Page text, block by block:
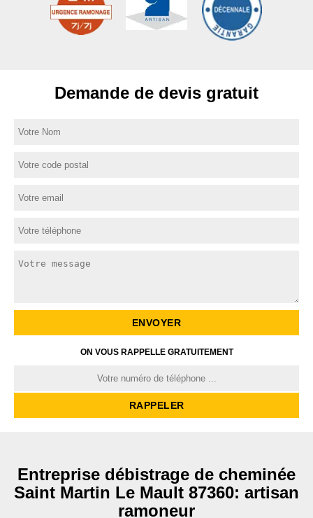
Demande de devis gratuit
ON VOUS RAPPELLE GRATUITEMENT
Entreprise débistrage de cheminée
Saint Martin Le Mault 87360: artisan
ramoneur